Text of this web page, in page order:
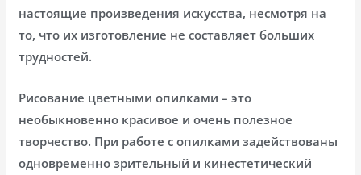
настоящие произведения искусства, несмотря на
то, что их изготовление не составляет больших
трудностей.
Рисование цветными опилками – это
необыкновенно красивое и очень полезное
творчество. При работе с опилками задействованы
одновременно зрительный и кинестетический